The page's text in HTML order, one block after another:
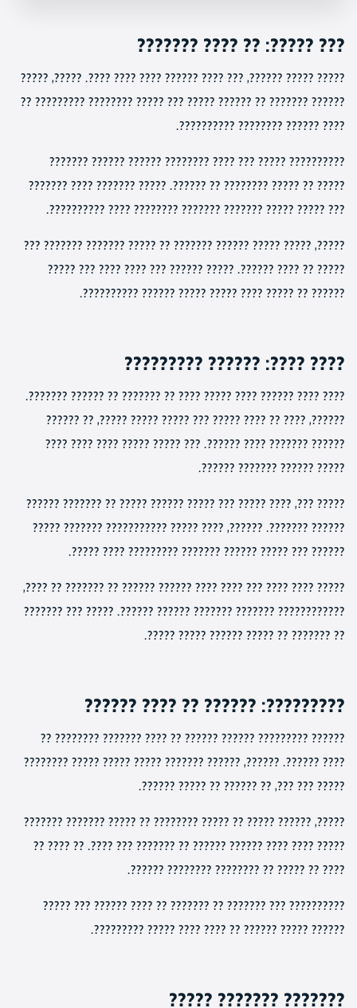
??? ?????: ?? ???? ???????
????? ????? ??????, ??? ???? ?????? ???? ???? ????. ?????, ?????
?????? ??????? ?? ?????? ????? ??? ????? ???????? ????????? ??
???? ?????? ???????? ??????????.
?????????? ????? ??? ???? ???????? ?????? ?????? ???????
????? ?? ????? ???????? ?? ??????. ????? ??????? ???? ???????
??? ????? ????? ??????? ??????? ???????? ???? ??????????.
?????, ????? ????? ?????? ??????? ?? ????? ??????? ??????? ???
????? ?? ???? ??????. ????? ?????? ??? ???? ???? ??? ?????
?????? ?? ????? ???? ????? ????? ?????? ??????????.
???? ????: ?????? ?????????
???? ???? ?????? ???? ????? ???? ?? ??????? ?? ?????? ???????.
??????, ???? ?? ???? ????? ??? ????? ????? ?????, ?? ??????
?????? ??????? ???? ??????. ??? ????? ????? ???? ???? ????
????? ?????? ??????? ??????.
????? ???, ???? ????? ??? ????? ?????? ????? ?? ??????? ??????
?????? ???????. ??????, ???? ????? ??????????? ??????? ?????
?????? ??? ????? ?????? ??????? ????????? ???? ?????.
????? ???? ???? ??? ???? ???? ?????? ?????? ?? ??????? ?? ????,
???????????? ??????? ??????? ?????? ??????. ????? ??? ???????
?? ??????? ?? ????? ?????? ????? ?????.
?????????: ?????? ?? ???? ??????
?????? ????????? ?????? ?????? ?? ???? ??????? ???????? ??
???? ??????. ??????, ?????? ??????? ????? ????? ????? ????????
????? ??? ???, ?? ?????? ?? ????? ??????.
?????, ?????? ????? ?? ????? ???????? ?? ????? ??????? ???????
????? ???? ???? ?????? ?????? ?? ??????? ??? ????. ?? ???? ??
???? ?? ????? ?? ???????? ???????? ??????.
?????????? ??? ??????? ?? ??????? ?? ???? ?????? ??? ?????
?????? ????? ?????? ?? ???? ???? ????? ?????????.
??????? ??????? ?????